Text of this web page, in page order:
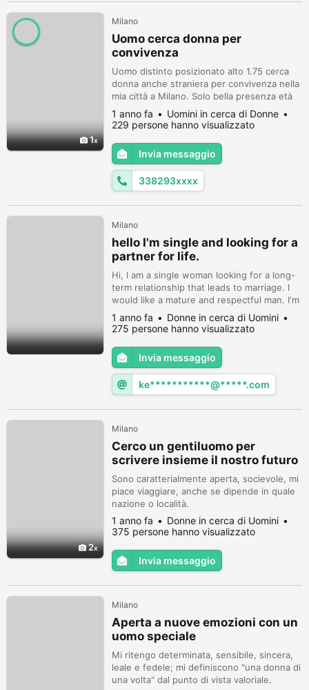
1
Milano
Uomo cerca donna per
convivenza
Uomo distinto posizionato alto 1.75 cerca
donna anche straniera per convivenza nella
mia città a Milano. Solo bella presenza età
max 45enne e senza impegni familiari.
Cerco solo una convivenza non matrimonio
e senza fare figli. Whatsapp 338 293 2707
Telegram @LivioLir
1 anno fa
Uomini in cerca di Donne
229 persone hanno visualizzato
Invia messaggio
338293xxxx
Milano
hello I'm single and looking for a
partner for life.
Hi, I am a single woman looking for a long-
term relationship that leads to marriage. I
would like a mature and respectful man. I'm
not just here for sex but for a man who
treats me like the woman I am. I will do my
best to make sure you are happy and give
you love, care and above all respect for life.
I'm going to treat you like the king you are.
Thank you, ...
1 anno fa
Donne in cerca di Uomini
275 persone hanno visualizzato
Invia messaggio
ke***********@*****.com
2
Milano
Cerco un gentiluomo per
scrivere insieme il nostro futuro
Sono caratterialmente aperta, socievole, mi
piace viaggiare, anche se dipende in quale
nazione o località.
1 anno fa
Donne in cerca di Uomini
375 persone hanno visualizzato
Invia messaggio
Milano
Aperta a nuove emozioni con un
uomo speciale
Mi ritengo determinata, sensibile, sincera,
leale e fedele; mi definiscono "una donna di
una volta" dal punto di vista valoriale.